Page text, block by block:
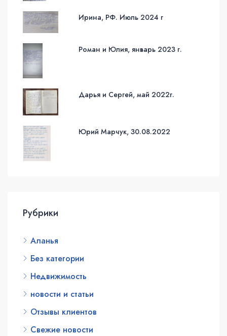
Ирина, РФ. Июль 2024 г
Роман и Юлия, январь 2023 г.
Дарья и Сергей, май 2022г.
Юрий Марчук, 30.08.2022
Рубрики
Аланья
Без категории
Недвижимость
новости и статьи
Отзывы клиентов
Свежие новости